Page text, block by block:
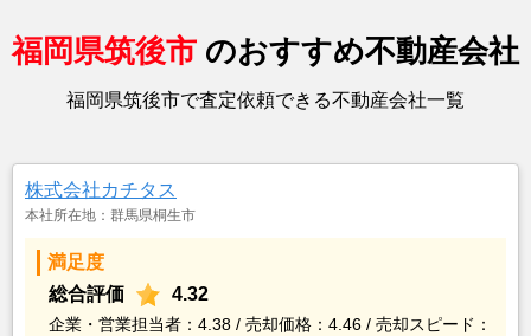
福岡県筑後市 のおすすめ不動産会社
福岡県筑後市で査定依頼できる不動産会社一覧
株式会社カチタス
本社所在地：群馬県桐生市
満足度
総合評価
4.32
企業・営業担当者：4.38 / 売却価格：4.46 / 売却スピード：